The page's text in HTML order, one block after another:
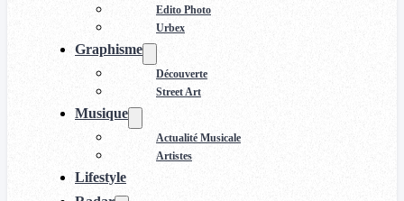
Edito Photo
Urbex
Graphisme
Découverte
Street Art
Musique
Actualité Musicale
Artistes
Lifestyle